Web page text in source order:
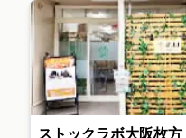
ストックラボ大阪枚方